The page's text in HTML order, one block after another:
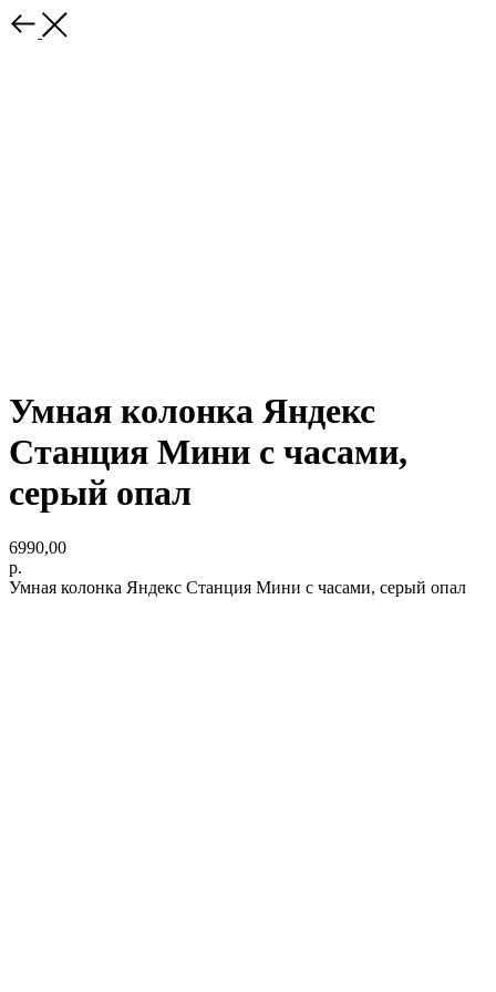
Умная колонка Яндекс
Станция Мини с часами,
серый опал
6990,00
р.
Умная колонка Яндекс Станция Мини с часами, серый опал